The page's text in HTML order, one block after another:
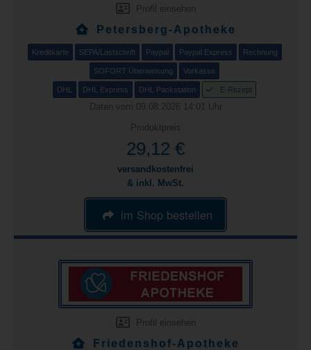
Profil einsehen
Petersberg-Apotheke
Kreditkarte SEPA/Lastschrift Paypal Paypal Express Rechnung
SOFORT Überweisung Vorkasse
DHL DHL Express DHL Packstation E-Rezept
Daten vom 09.08.2026 14:01 Uhr
Produktpreis
29,12 €
versandkostenfrei
& inkl. MwSt.
im Shop bestellen
Profil einsehen
Friedenshof-Apotheke